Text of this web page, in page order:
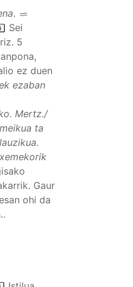
.
Sei
5
ez duen
ezaban
Mertz./
ta
Gaur
ohi da